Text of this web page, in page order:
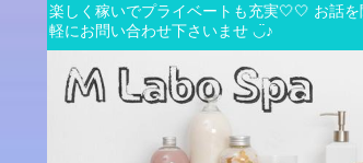
楽しく稼いでプライベートも充実🤍🤍 お話を
軽にお問い合わせ下さいませ ◡̈♪